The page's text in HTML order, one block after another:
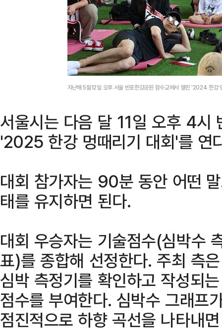
지난해 5월12일 오후 서울 반포한강공원 잠수교에서 열린 '2024 한
서울시는 다음 달 11일 오후 4시
'2025 한강 멍때리기 대회'를 연
대회 참가자는 90분 동안 어떤
태를 유지하면 된다.
대회 우승자는 기술점수(심박수
표)를 종합해 선정한다. 주최 측
심박 측정기를 확인하고 작성되
점수를 부여한다. 심박수 그래프
점진적으로 하향 곡선을 나타내